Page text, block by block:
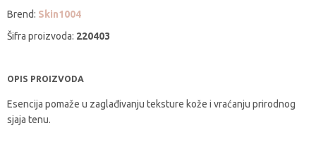
Brend: Skin1004
Šifra proizvoda: 220403
OPIS PROIZVODA
Esencija pomaže u zaglađivanju teksture kože i vraćanju prirodnog
sjaja tenu.